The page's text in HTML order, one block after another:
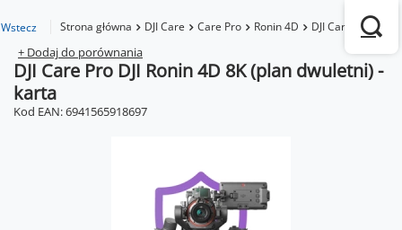
Wstecz Strona główna DJI Care Care Pro Ronin 4D DJI Care Pro DJI
+ Dodaj do porównania
DJI Care Pro DJI Ronin 4D 8K (plan dwuletni) -
karta
Kod EAN: 6941565918697